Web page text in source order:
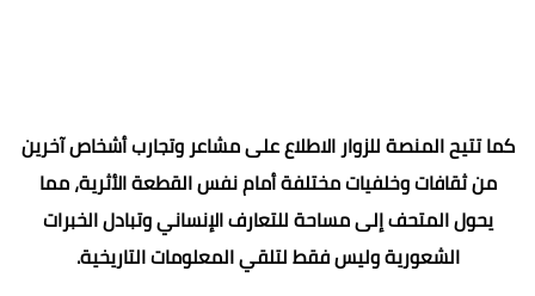
كما تتيح المنصة للزوار الاطلاع على مشاعر وتجارب أشخاص آخرين
من ثقافات وخلفيات مختلفة أمام نفس القطعة الأثرية، مما
يحول المتحف إلى مساحة للتعارف الإنساني وتبادل الخبرات
الشعورية وليس فقط لتلقي المعلومات التاريخية.